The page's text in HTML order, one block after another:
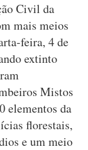
Civil da
mais meios
feira, 4 de
extinto
Mistos
elementos da
florestais,
e um meio